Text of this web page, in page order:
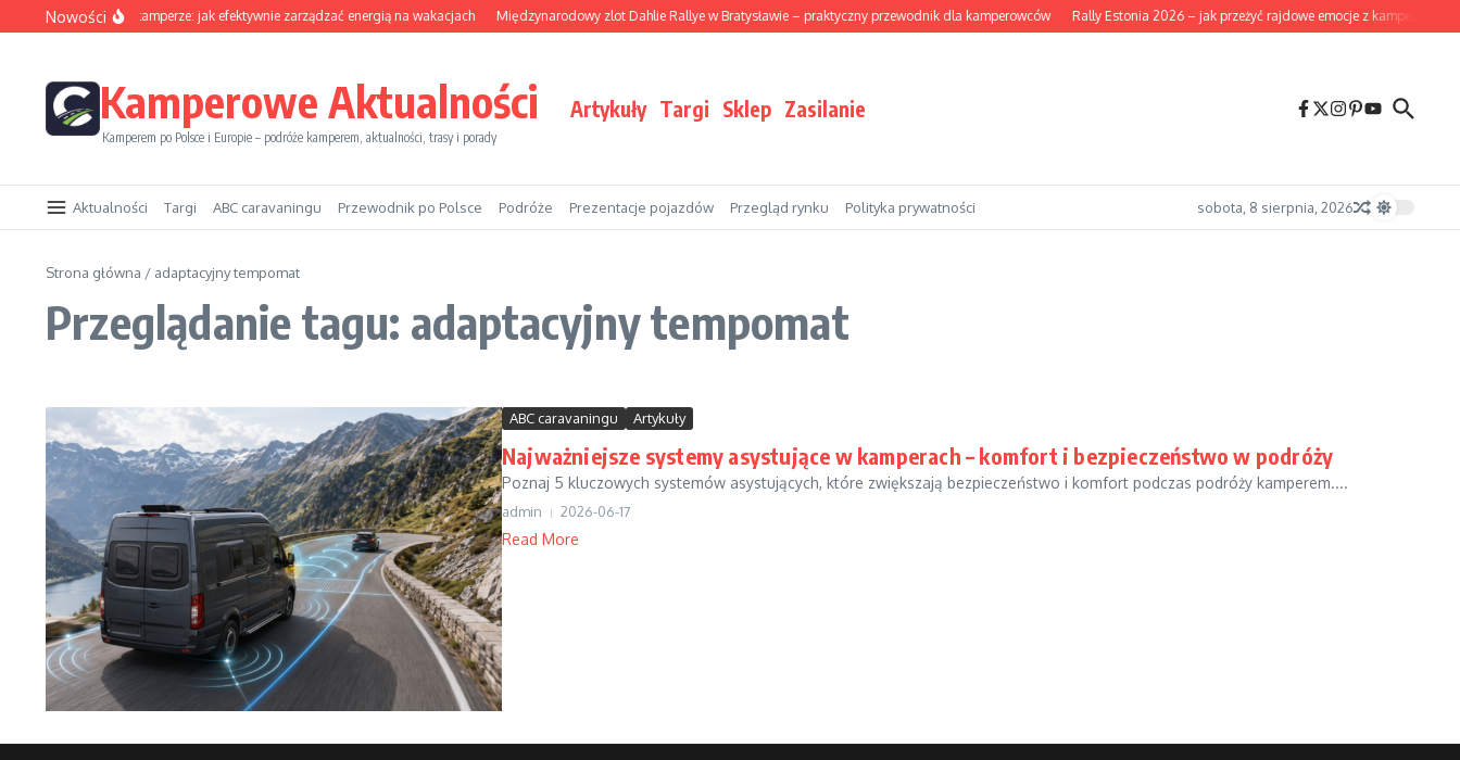
Przejdź do treści
Nowości
Sezon solarny w kamperze: jak efektywnie zarządzać energią na wakacjach Międzynarodowy zlot Dahlie Rallye w Bratysławie – praktyczny przewodnik dla kamperowców Rally Estonia 2026 – jak przeżyć rajdowe emocje z kampera i co
Kamperowe Aktualności
Kamperem po Polsce i Europie – podróże kamperem, aktualności, trasy i porady
Artykuły Targi Sklep Zasilanie
Aktualności Targi ABC caravaningu Przewodnik po Polsce Podróże Prezentacje pojazdów Przegląd rynku Polityka prywatności sobota, 8 sierpnia, 2026
Strona główna / adaptacyjny tempomat
Przeglądanie tagu: adaptacyjny tempomat
ABC caravaningu Artykuły
Najważniejsze systemy asystujące w kamperach – komfort i bezpieczeństwo w podróży
Poznaj 5 kluczowych systemów asystujących, które zwiększają bezpieczeństwo i komfort podczas podróży kamperem....
admin 2026-06-17
Read More